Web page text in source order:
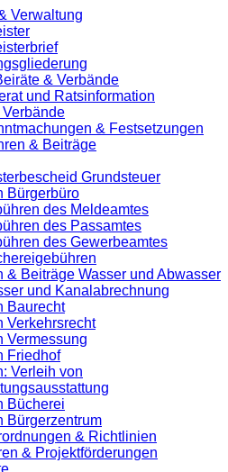
Verwaltung
& Verbände
und Ratsinformation
& Festsetzungen
& Beiträge
Grundsteuer
Bürgerbüro
des Meldeamtes
des Passamtes
des Gewerbeamtes
& Beiträge Wasser und Abwasser
und Kanalabrechnung
Baurecht
Verkehrsrecht
Vermessung
Friedhof
Verleih von
Bücherei
Bürgerzentrum
& Richtlinien
& Projektförderungen